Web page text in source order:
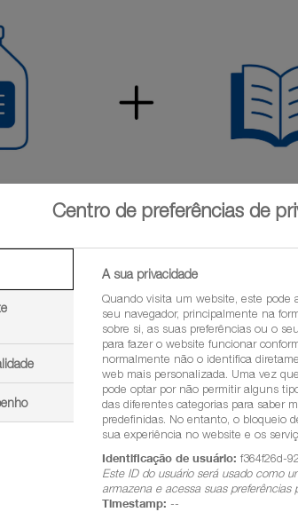
Provisia®
, e consulte as suas características técnicas,
Centro de preferências de
A sua privacidade
Quando visita um website, este
seu navegador, principalmente na
sobre si, as suas preferências ou o
para fazer o website funcionar
normalmente não o identifica
web mais personalizada. Uma vez
pode optar por não permitir alguns
das diferentes categorias para saber
predefinidas. No entanto, o bloqueio
sua experiência no website e os
Identificação de usuário: f364f26d-
Este ID do usuário será usado como
armazena e acessa suas preferências
Timestamp: --